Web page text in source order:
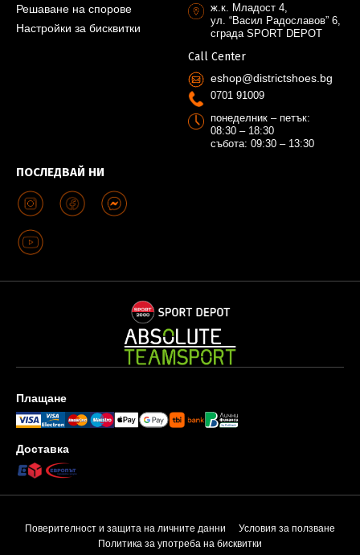
Решаване на спорове
Настройки за бисквитки
ПОСЛЕДВАЙ НИ
ж.к. Младост 4,
ул. “Васил Радославов” 6,
сграда SPORT DEPOT
Call Center
eshop@districtshoes.bg
0701 91009
понеделник – петък:
08:30 – 18:30
събота: 09:30 – 13:30
Плащане
Доставка
Поверителност и защита на личните данни
Условия за ползване
Политика за употреба на бисквитки